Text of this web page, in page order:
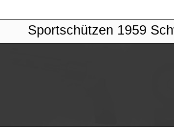
Sportschützen 1959